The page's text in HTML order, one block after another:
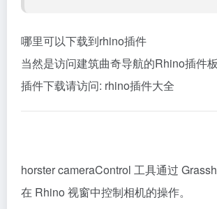
哪里可以下载到rhino插件
当然是访问建筑曲奇导航的Rhino插件
插件下载请访问: rhino插件大全
horster cameraControl 工具通过
在 Rhino 视窗中控制相机的操作。